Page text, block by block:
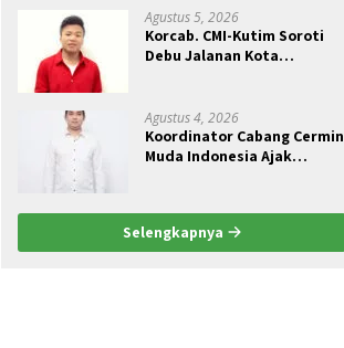
Agustus 5, 2026
Korcab. CMI-Kutim Soroti
Debu Jalanan Kota
Agustus 4, 2026
Koordinator Cabang Cermin
Muda Indonesia Ajak
Sampah Berkelanjutan
Selengkapnya